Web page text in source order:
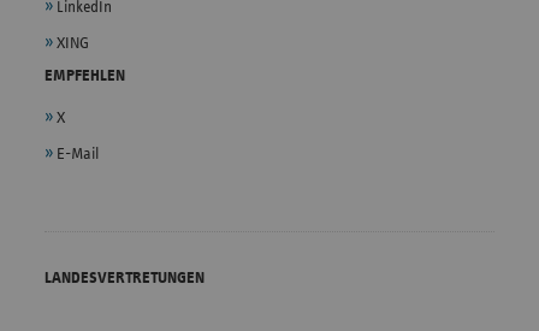
LinkedIn
XING
EMPFEHLEN
X
E-Mail
LANDESVERTRETUNGEN